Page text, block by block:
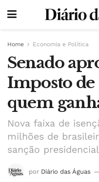
Home Economia e Política
Senado
Imposto de
quem
Nova faixa de
milhões de
sanção
por Diário das Águas